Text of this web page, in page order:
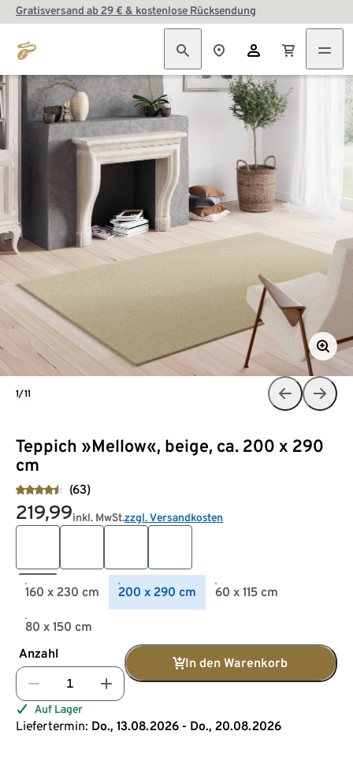
Gratisversand ab 29 € & kostenlose Rücksendung
Teppich »Mellow«, beige, ca. 200 x 290
cm
(63)
219,99inkl. MwSt.zzgl. Versandkosten
160 x 230 cm 200 x 290 cm 60 x 115 cm
80 x 150 cm
Anzahl
In den Warenkorb
Auf Lager
Liefertermin: Do., 13.08.2026 - Do., 20.08.2026
1/11